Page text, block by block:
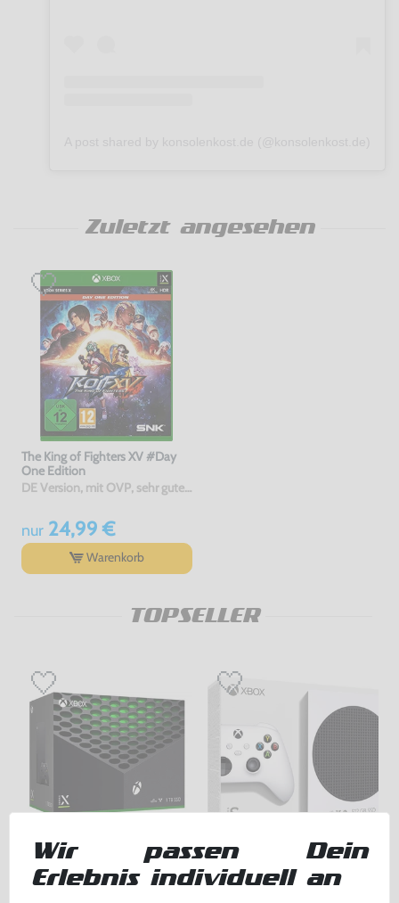
Zuletzt angesehen
The King of Fighters XV #Day
One Edition
DE Version, mit OVP, sehr guter Zustand, gebraucht
nur24,99 €
Warenkorb
TOPSELLER
Konsole X / Xbox Series X 1TB
SSD
mit OVP, sehr guter Zustand, gebraucht
Konsole S / Xbox Series S 512GB
#Digital Edition
Wir passen Dein
Erlebnis individuell an